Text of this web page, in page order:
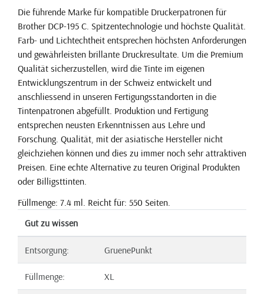
Die führende Marke für kompatible Druckerpatronen für
Brother DCP-195 C. Spitzentechnologie und höchste Qualität.
Farb- und Lichtechtheit entsprechen höchsten Anforderungen
und gewährleisten brillante Druckresultate. Um die Premium
Qualität sicherzustellen, wird die Tinte im eigenen
Entwicklungszentrum in der Schweiz entwickelt und
anschliessend in unseren Fertigungsstandorten in die
Tintenpatronen abgefüllt. Produktion und Fertigung
entsprechen neusten Erkenntnissen aus Lehre und
Forschung. Qualität, mit der asiatische Hersteller nicht
gleichziehen können und dies zu immer noch sehr attraktiven
Preisen. Eine echte Alternative zu teuren Original Produkten
oder Billigsttinten.
Füllmenge: 7.4 ml. Reicht für: 550 Seiten.
Gut zu wissen
Entsorgung: GruenePunkt
Füllmenge: XL